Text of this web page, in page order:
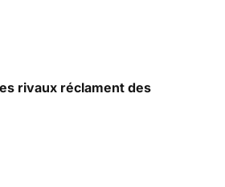
rivaux réclament des